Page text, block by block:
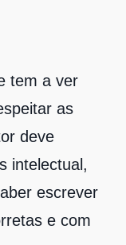
tem a ver
as
deve
intelectual,
escrever
e com